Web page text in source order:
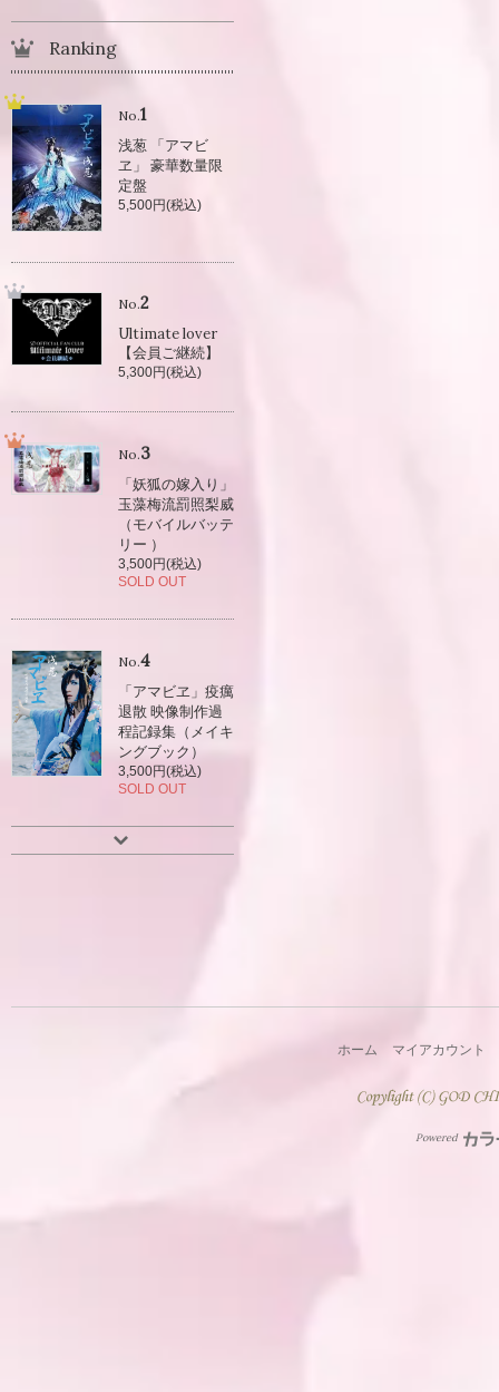
Ranking
No.1
浅葱 「アマビ
ヱ」 豪華数量限
定盤
5,500円(税込)
No.2
Ultimate lover
【会員ご継続】
5,300円(税込)
No.3
「妖狐の嫁入り」
玉藻梅流罰照梨威
（モバイルバッテ
リー ）
3,500円(税込)
SOLD OUT
No.4
「アマビヱ」疫癘
退散 映像制作過
程記録集（メイキ
ングブック）
3,500円(税込)
SOLD OUT
ホーム マイアカウント
Powered